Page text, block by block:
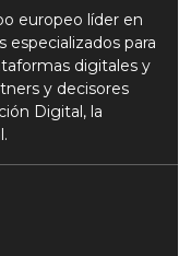
europeo líder en
para
digitales y
y decisores
Digital, la